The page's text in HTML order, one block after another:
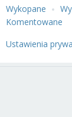
Wykopane
Komentowane
Ustawienia